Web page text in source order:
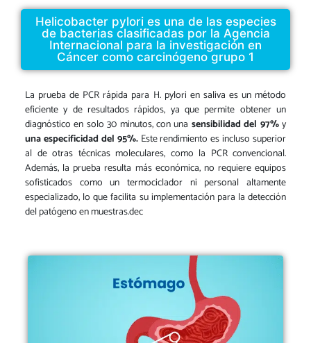
Helicobacter pylori es una de las especies
de bacterias clasificadas por la Agencia
Internacional para la investigación en
Cáncer como carcinógeno grupo 1
La prueba de PCR rápida para H. pylori en saliva es un método
eficiente y de resultados rápidos, ya que permite obtener un
diagnóstico en solo 30 minutos, con una sensibilidad del 97%y
una especificidad del 95%.Este rendimiento es incluso superior
al de otras técnicas moleculares, como la PCR convencional.
Además, la prueba resulta más económica, no requiere equipos
sofisticados como un termociclador ni personal altamente
especializado, lo que facilita su implementación para la detección
del patógeno en muestras.dec